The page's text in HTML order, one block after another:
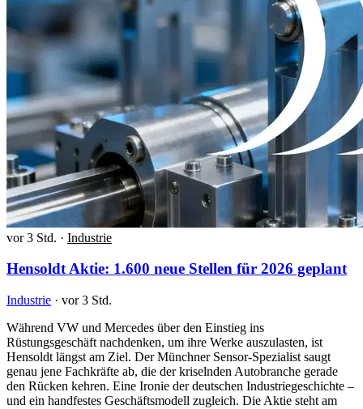
vor 3 Std. · Industrie
Hensoldt Aktie: 1.600 neue Stellen für 2026 geplant
Industrie · vor 3 Std.
Während VW und Mercedes über den Einstieg ins
Rüstungsgeschäft nachdenken, um ihre Werke auszulasten, ist
Hensoldt längst am Ziel. Der Münchner Sensor-Spezialist saugt
genau jene Fachkräfte ab, die der kriselnden Autobranche gerade
den Rücken kehren. Eine Ironie der deutschen Industriegeschichte –
und ein handfestes Geschäftsmodell zugleich. Die Aktie steht am